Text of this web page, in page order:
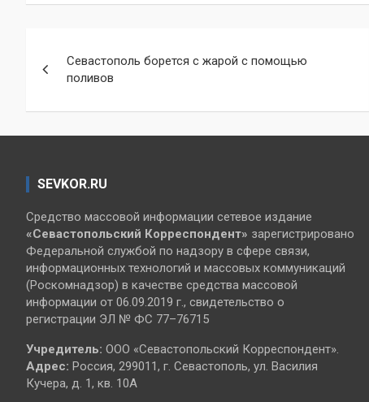
по
записям
Севастополь борется с жарой с помощью
поливов
SEVKOR.RU
Средство массовой информации сетевое издание
«Севастопольский Корреспондент» зарегистрировано
Федеральной службой по надзору в сфере связи,
информационных технологий и массовых коммуникаций
(Роскомнадзор) в качестве средства массовой
информации от 06.09.2019 г., свидетельство о
регистрации ЭЛ № ФС 77–76715
Учредитель: ООО «Севастопольский Корреспондент».
Адрес: Россия, 299011, г. Севастополь, ул. Василия
Кучера, д. 1, кв. 10А